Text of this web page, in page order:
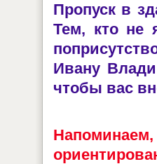
Пропуск в
Тем, кто не
Ивану
чтобы вас
Напоминаем,